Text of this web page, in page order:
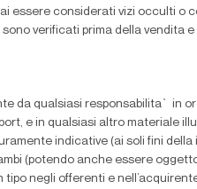
essere considerati vizi occulti o
verificati prima della vendita
da qualsiasi responsabilita` in
e in qualsiasi altro materiale
indicative (ai solifini della
(potendo anche essere
tipo negli offerenti e